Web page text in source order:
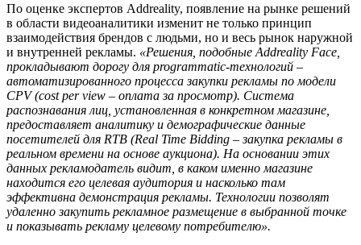
По оценке экспертов Addreality, появление на рынке решений
в области видеоаналитики изменит не только принцип
взаимодействия брендов с людьми, но и весь рынок наружной
и внутренней рекламы. «Решения, подобные Addreality Face,
прокладывают дорогу для programmatic-технологий –
автоматизированного процесса закупки рекламы по модели
CPV (cost per view – оплата за просмотр). Система
распознавания лиц, установленная в конкретном магазине,
предоставляет аналитику и демографические данные
посетителей для RTB (Real Time Bidding – закупка рекламы в
реальном времени на основе аукциона). На основании этих
данных рекламодатель видит, в каком именно магазине
находится его целевая аудитория и насколько там
эффективна демонстрация рекламы. Технологии позволят
удаленно закупить рекламное размещение в выбранной точке
и показывать рекламу целевому потребителю».